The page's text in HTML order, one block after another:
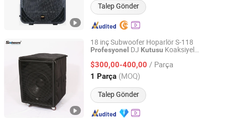
Talep Gönder
18 inç Subwoofer Hoparlör S-118
Profesyonel DJ Kutusu Koaksiyel
$300,00-400,00 / Parça
1 Parça (MOQ)
Talep Gönder
Guangzhou Xinbaosheng Audio Equipment Co., Ltd.
Guangdong, China Fiyat 2016